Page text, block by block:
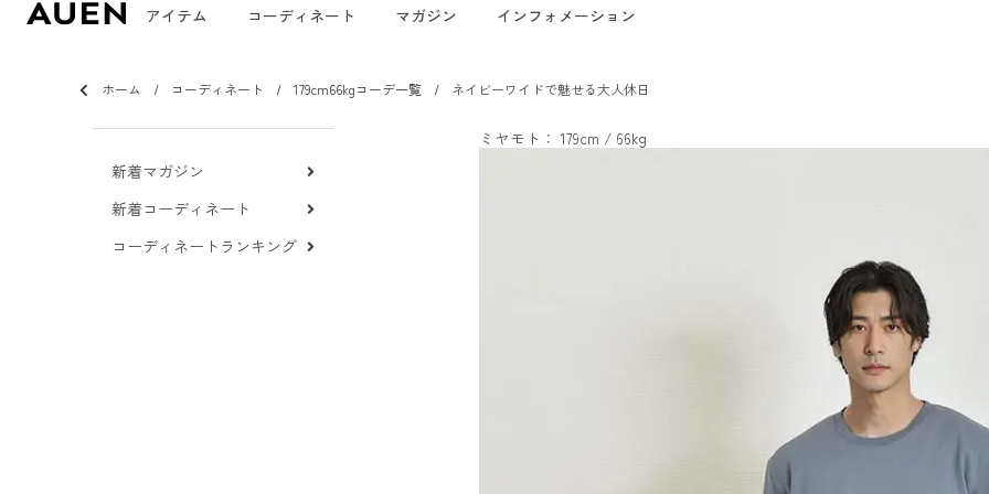
アイテム コーディネート マガジン インフォメーション
ホーム コーディネート 179cm66kgコーデ一覧 ネイビーワイドで魅せる大人休日
新着マガジン
新着コーディネート
コーディネートランキング
ミヤモト： 179cm / 66kg